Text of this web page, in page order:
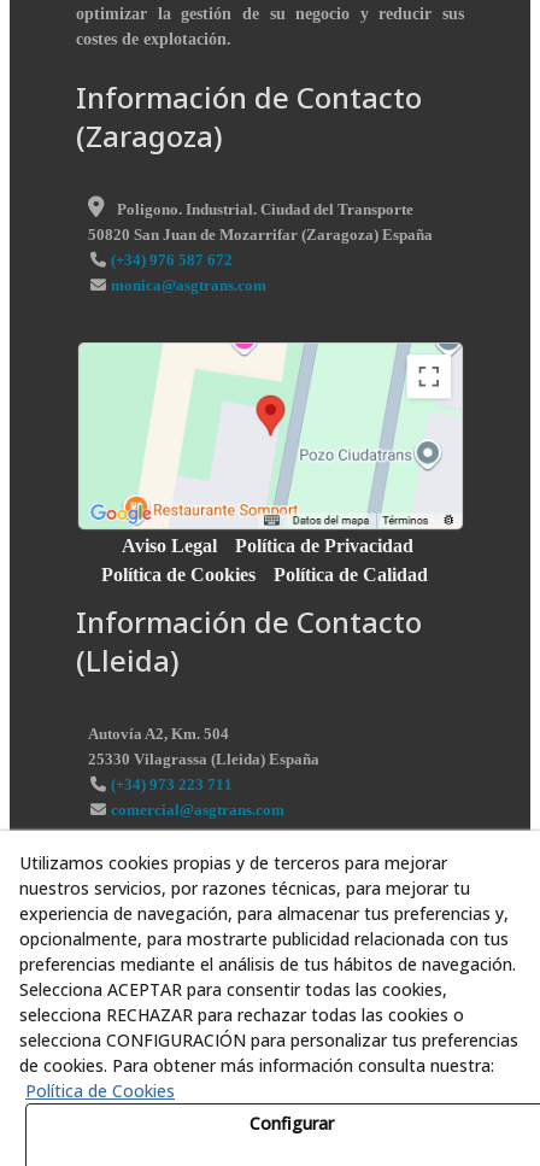
optimizar la gestión de su negocio y reducir sus
costes de explotación.
Información de Contacto
(Zaragoza)
Poligono. Industrial. Ciudad del Transporte
50820 San Juan de Mozarrifar (Zaragoza) España
(+34) 976 587 672
monica@asgtrans.com
Aviso Legal
Política de Privacidad
Política de Cookies
Política de Calidad
Información de Contacto
(Lleida)
Autovía A2, Km. 504
25330 Vilagrassa (Lleida) España
(+34) 973 223 711
comercial@asgtrans.com
Utilizamos cookies propias y de terceros para mejorar
nuestros servicios, por razones técnicas, para mejorar tu
experiencia de navegación, para almacenar tus preferencias y,
opcionalmente, para mostrarte publicidad relacionada con tus
preferencias mediante el análisis de tus hábitos de navegación.
Selecciona ACEPTAR para consentir todas las cookies,
selecciona RECHAZAR para rechazar todas las cookies o
selecciona CONFIGURACIÓN para personalizar tus preferencias
de cookies. Para obtener más información consulta nuestra:
Política de Cookies
Configurar